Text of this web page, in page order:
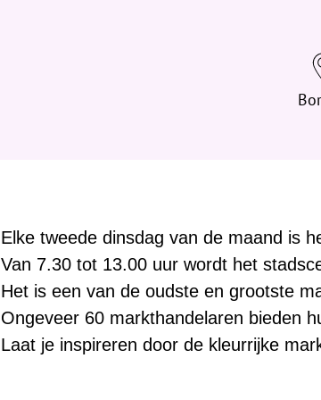
Elke tweede dinsdag van de maand is
Van 7.30 tot 13.00 uur wordt het
Het is een van de oudste en grootste
Ongeveer 60 markthandelaren bieden
Laat je inspireren door de kleurrijke